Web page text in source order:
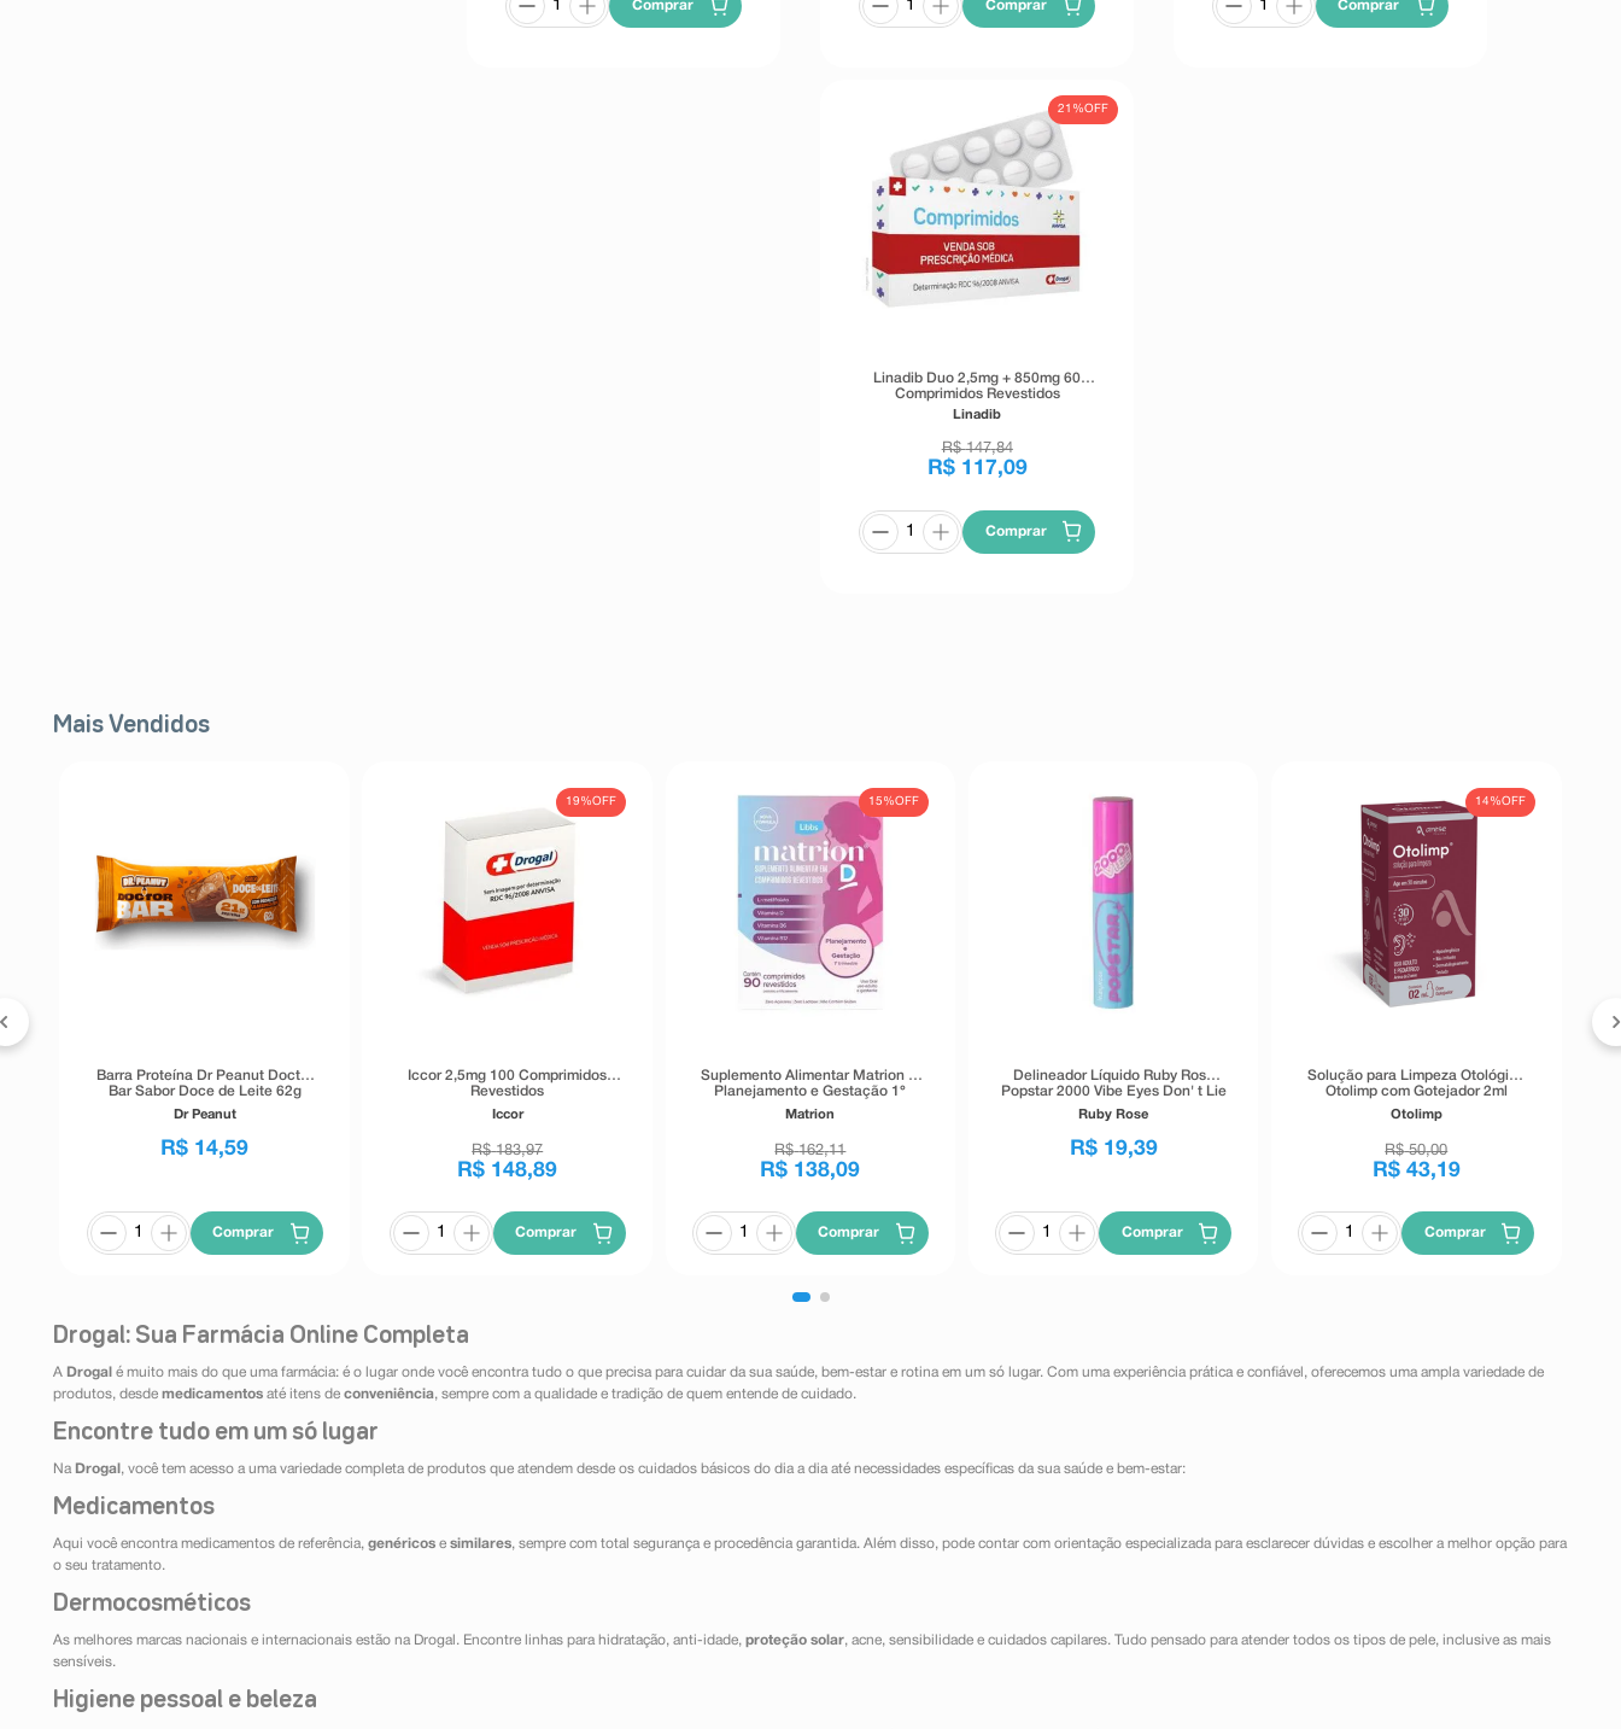
Comprar Comprar Comprar
21%OFF
Linadib Duo 2,5mg + 850mg 60
Comprimidos Revestidos
Linadib
R$ 147,84
R$ 117,09
Comprar
Mais Vendidos
Barra Proteína Dr Peanut Doctor
Bar Sabor Doce de Leite 62g
Dr Peanut
R$ 14,59
Comprar
19%OFF
Iccor 2,5mg 100 Comprimidos
Revestidos
Iccor
R$ 183,97
R$ 148,89
Comprar
15%OFF
Suplemento Alimentar Matrion D
Planejamento e Gestação 1°
Trimestre 90 Comprimidos
Revestidos
Matrion
R$ 162,11
R$ 138,09
Comprar
Delineador Líquido Ruby Rose
Popstar 2000 Vibe Eyes Don' t Lie
Preto 5,5g
Ruby Rose
R$ 19,39
Comprar
14%OFF
Solução para Limpeza Otológica
Otolimp com Gotejador 2ml
Otolimp
R$ 50,00
R$ 43,19
Comprar
Drogal: Sua Farmácia Online Completa
A Drogal é muito mais do que uma farmácia: é o lugar onde você encontra tudo o que precisa para cuidar da sua saúde, bem-estar e rotina em um só lugar. Com uma experiência prática e confiável, oferecemos uma ampla variedade de
produtos, desde medicamentos até itens de conveniência, sempre com a qualidade e tradição de quem entende de cuidado.
Encontre tudo em um só lugar
Na Drogal , você tem acesso a uma variedade completa de produtos que atendem desde os cuidados básicos do dia a dia até necessidades específicas da sua saúde e bem-estar:
Medicamentos
Aqui você encontra medicamentos de referência, genéricos e similares, sempre com total segurança e procedência garantida. Além disso, pode contar com orientação especializada para esclarecer dúvidas e escolher a melhor opção para
o seu tratamento.
Dermocosméticos
As melhores marcas nacionais e internacionais estão na Drogal. Encontre linhas para hidratação, anti-idade, proteção solar, acne, sensibilidade e cuidados capilares. Tudo pensado para atender todos os tipos de pele, inclusive as mais
sensíveis.
Higiene pessoal e beleza